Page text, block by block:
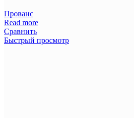
Прованс
Read more
Сравнить
Быстрый просмотр